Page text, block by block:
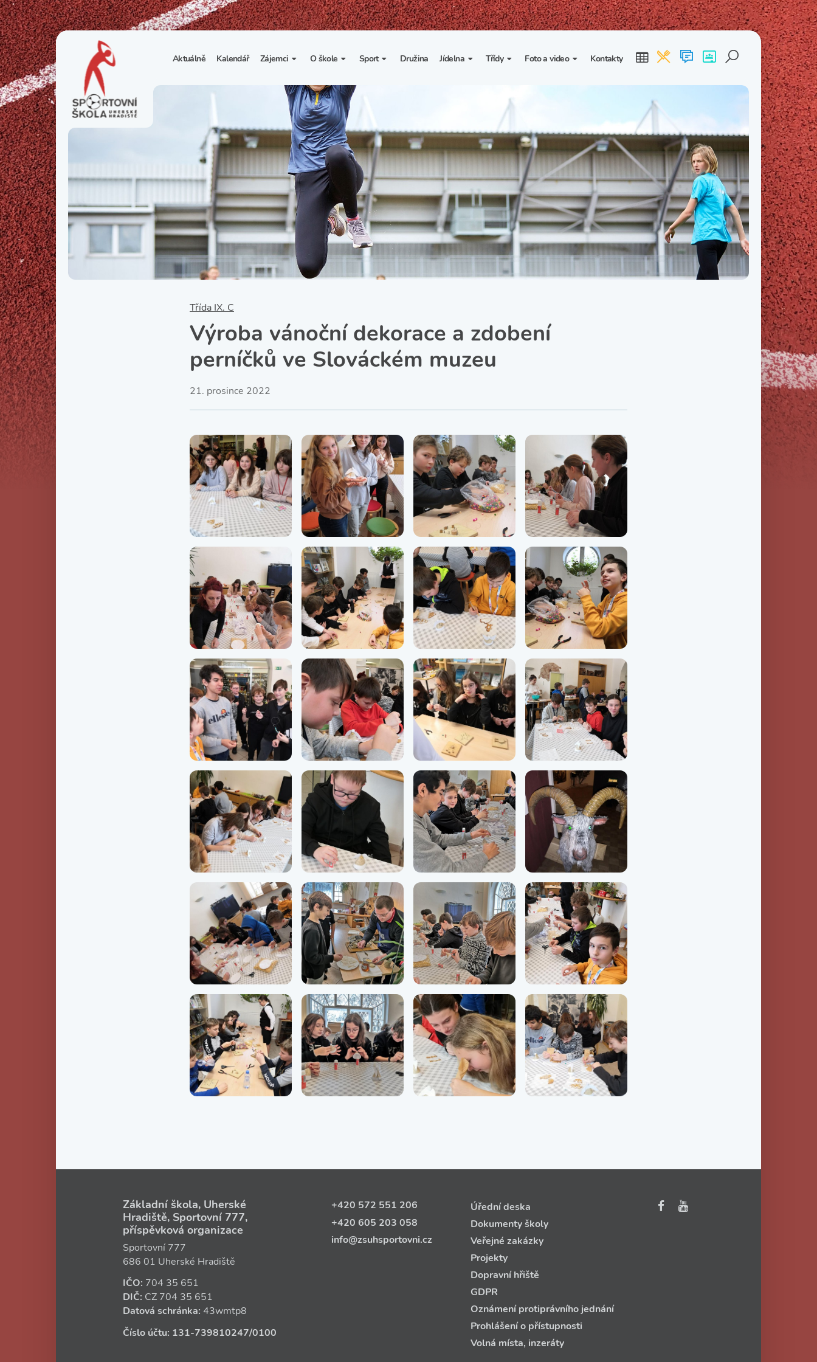
Aktuálně Kalendář Zájemci
1. třída
Sportovní třídy
Nesportovní třídy
O škole
Základní informace
Organizace školního roku
Výuka a učební plán
Zájmové kroužky
Školní poradenské
pracoviště
Školní psycholožka
Školská rada
SRPŠ – Spolek rodičů a
Sport
Spolupráce se sportovními
kluby
Školní sportovní klub
Tělesná výchova a sport
Družina Jídelna
Vnitřní řád školní jídelny
Třídy
Třída I. B Třída I. C
Třída II. A Třída II. C
Třída III. A Třída III. B Třída III. C
Třída IV. A Třída IV. B Třída IV. C
Třída V. A Třída V. B Třída V. C
Třída VI. A Třída VI. B Třída VI. C
Třída VII. A Třída VII. B Třída VII. C
Třída VIII. A Třída VIII. C
Foto a video Kontakty
Třída IX. C
Výroba vánoční dekorace a zdobení
perníčků ve Slováckém muzeu
21. prosince 2022
Základní škola, Uherské
Hradiště, Sportovní 777,
příspěvková organizace
Sportovní 777
686 01 Uherské Hradiště
IČO: 704 35 651
DIČ: CZ 704 35 651
Datová schránka: 43wmtp8
Číslo účtu: 131‑739810247/0100
+420 572 551 206
+420 605 203 058
info@zsuhsportovni.cz
Úřední deska
Dokumenty školy
Veřejné zakázky
Projekty
Dopravní hřiště
GDPR
Oznámení protiprávního jednání
Prohlášení o přístupnosti
Volná místa, inzeráty